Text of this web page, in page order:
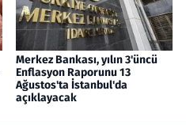
Merkez Bankası, yılın 3'üncü
Enflasyon Raporunu 13
Ağustos'ta İstanbul'da
açıklayacak